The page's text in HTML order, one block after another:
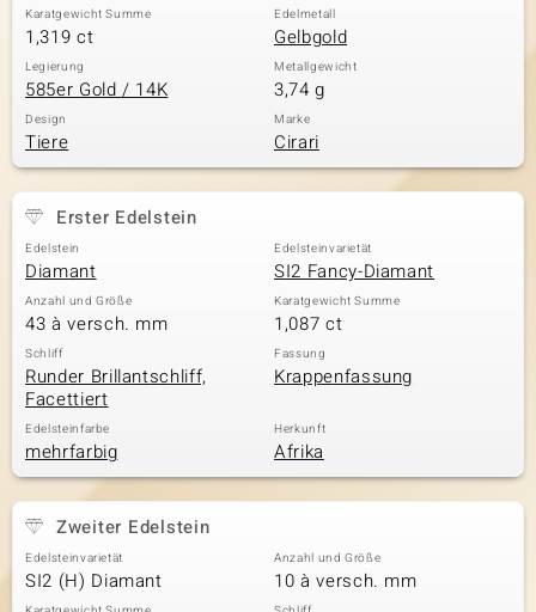
Karatgewicht Summe
1,319 ct
Edelmetall
Gelbgold
Legierung
585er Gold / 14K
Metallgewicht
3,74 g
Design
Tiere
Marke
Cirari
Erster Edelstein
Edelstein
Diamant
Edelsteinvarietät
SI2 Fancy-Diamant
Anzahl und Größe
43 à versch. mm
Karatgewicht Summe
1,087 ct
Schliff
Runder Brillantschliff,
Facettiert
Fassung
Krappenfassung
Edelsteinfarbe
mehrfarbig
Herkunft
Afrika
Zweiter Edelstein
Edelsteinvarietät
SI2 (H) Diamant
Anzahl und Größe
10 à versch. mm